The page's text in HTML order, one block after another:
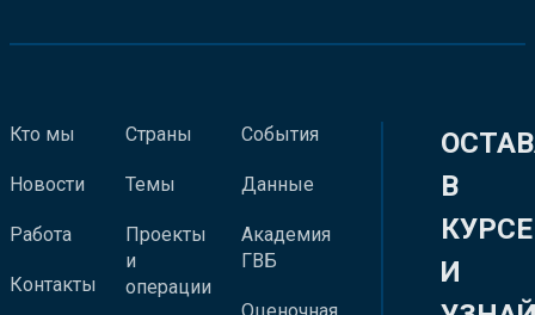
Кто мы
Новости
Работа
Контакты
Страны
Темы
Проекты
и
операции
События
Данные
Академия
ГВБ
В
КУРСЕ
И